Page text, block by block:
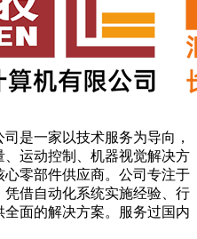
一家以技术服务为导向，
运动控制、机器视觉解决方
零部件供应商。公司专注于
借自动化系统实施经验、行
面的解决方案。服务过国内